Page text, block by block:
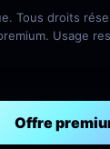
Offre
Tous droits
Usage